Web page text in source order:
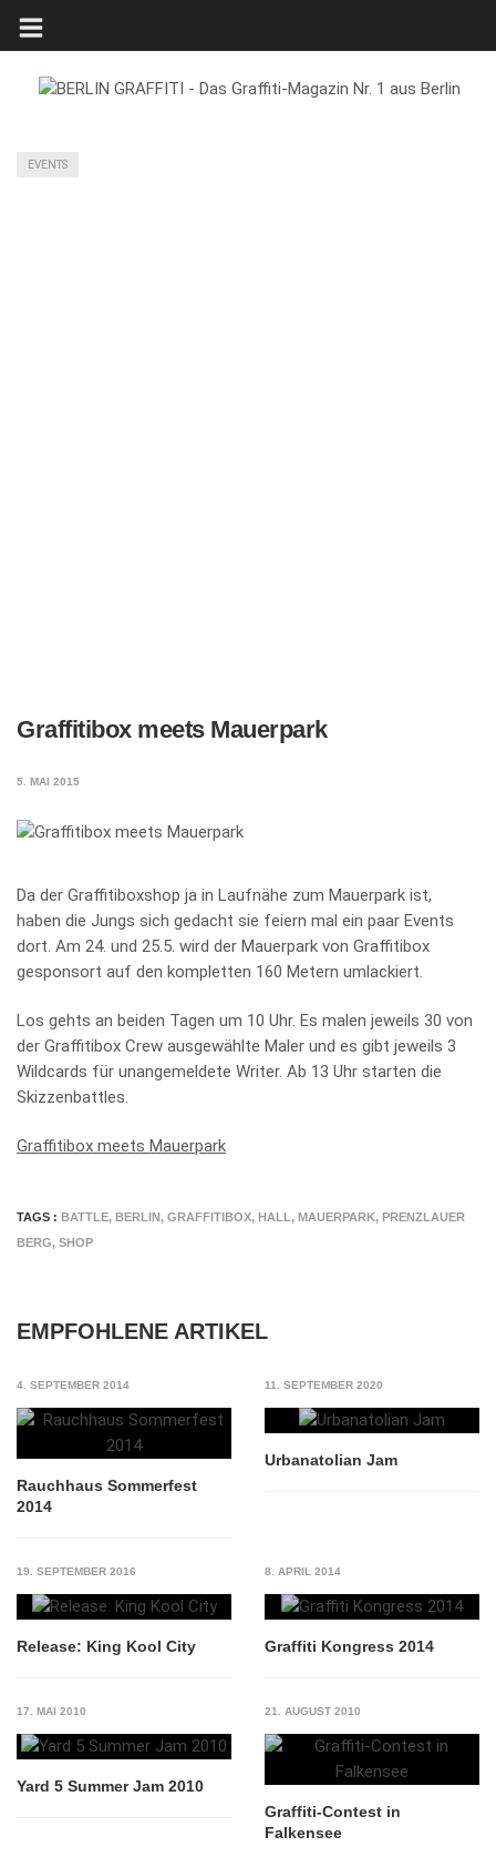
EVENTS
Graffitibox meets Mauerpark
5. MAI 2015
Da der Graffitiboxshop ja in Laufnähe zum Mauerpark ist,
haben die Jungs sich gedacht sie feiern mal ein paar Events
dort. Am 24. und 25.5. wird der Mauerpark von Graffitibox
gesponsort auf den kompletten 160 Metern umlackiert.
Los gehts an beiden Tagen um 10 Uhr. Es malen jeweils 30 von
der Graffitibox Crew ausgewählte Maler und es gibt jeweils 3
Wildcards für unangemeldete Writer. Ab 13 Uhr starten die
Skizzenbattles.
Graffitibox meets Mauerpark
TAGS : BATTLE, BERLIN, GRAFFITIBOX, HALL , MAUERPARK, PRENZLAUER
BERG, SHOP
EMPFOHLENE ARTIKEL
4. SEPTEMBER 2014
Rauchhaus Sommerfest
2014
11. SEPTEMBER 2020
Urbanatolian Jam
19. SEPTEMBER 2016
Release: King Kool City
8. APRIL 2014
Graffiti Kongress 2014
17. MAI 2010
Yard 5 Summer Jam 2010
21. AUGUST 2010
Graffiti-Contest in
Falkensee